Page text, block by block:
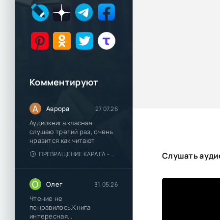
Комментируют
А Аврора 27.07.26
Аудиокнига класная
слушаю третий раз, очень
нравится как читают
ПРЕВРАЩЕНИЕ КАРАГА - КАТЯ БРАНДИС
О Олег 31.05.26
Чтение не
понравилось.Книга
интересная...
Слушать